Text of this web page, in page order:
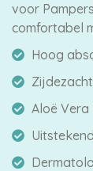
voor
comfortabel
Hoog
Aloë Vera